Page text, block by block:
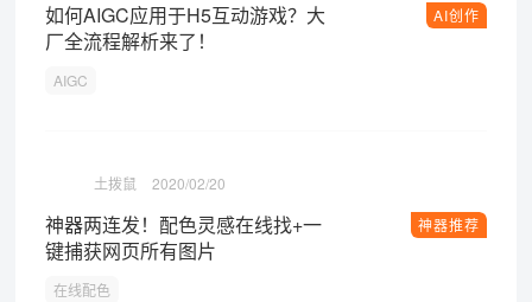
AI创作
如何AIGC应用于H5互动游戏？大
厂全流程解析来了！
AIGC
土拨鼠 2020/02/20
神器推荐
神器两连发！配色灵感在线找+一
键捕获网页所有图片
在线配色